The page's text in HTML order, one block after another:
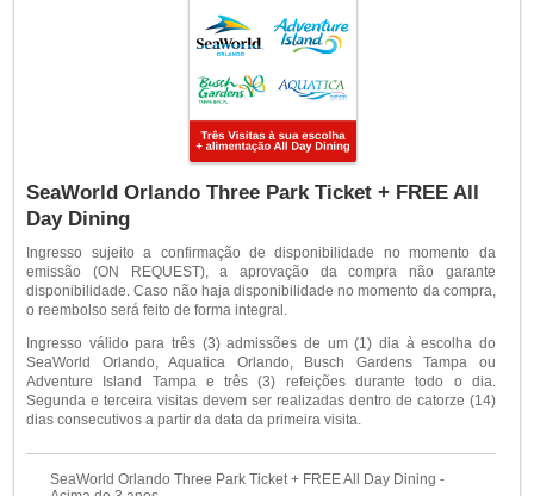
SeaWorld Orlando Three Park Ticket + FREE All
Day Dining
Ingresso sujeito a confirmação de disponibilidade no momento da
emissão (ON REQUEST), a aprovação da compra não garante
disponibilidade. Caso não haja disponibilidade no momento da compra,
o reembolso será feito de forma integral.
Ingresso válido para três (3) admissões de um (1) dia à escolha do
SeaWorld Orlando, Aquatica Orlando, Busch Gardens Tampa ou
Adventure Island Tampa e três (3) refeições durante todo o dia.
Segunda e terceira visitas devem ser realizadas dentro de catorze (14)
dias consecutivos a partir da data da primeira visita.
SeaWorld Orlando Three Park Ticket + FREE All Day Dining -